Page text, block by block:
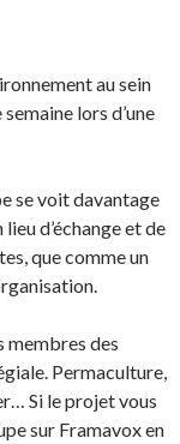
au sein
lors d’une
se voit davantage
lieu d’échange et de
que comme un
membres des
Permaculture,
Si le projet vous
sur Framavox en